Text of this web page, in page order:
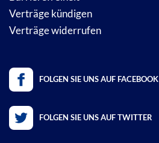
Verträge kündigen
Verträge widerrufen
FOLGEN SIE UNS AUF FACEBOOK
FOLGEN SIE UNS AUF TWITTER